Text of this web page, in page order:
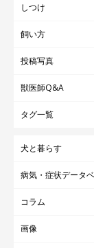
しつけ
飼い方
投稿写真
獣医師Q&A
タグ一覧
犬と暮らす
病気・症状データ
コラム
画像